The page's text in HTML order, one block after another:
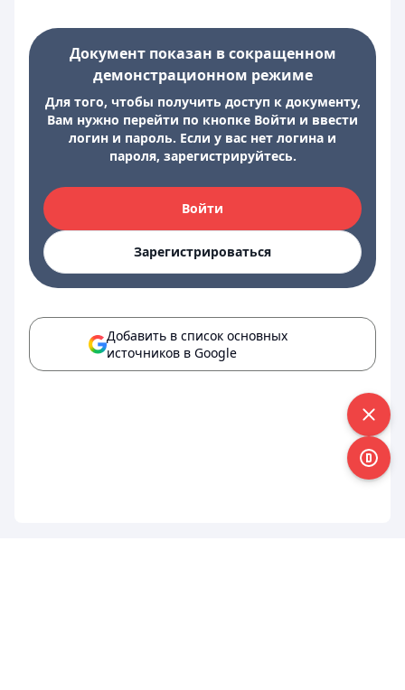
Документ показан в сокращенном
демонстрационном режиме
Для того, чтобы получить доступ к документу,
Вам нужно перейти по кнопке Войти и ввести
логин и пароль. Если у вас нет логина и
пароля, зарегистрируйтесь.
Войти
Зарегистрироваться
Добавить в список основных
источников в Google